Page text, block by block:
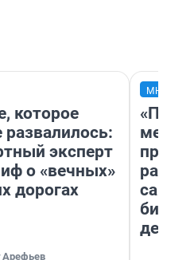
которое
развалилось:
эксперт
о «вечных»
дорогах
Арефьев